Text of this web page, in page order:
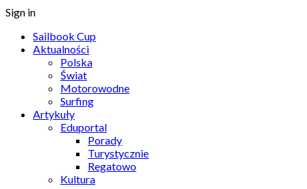
Sign in
Sailbook Cup
Aktualności
Polska
Świat
Motorowodne
Surfing
Artykuły
Eduportal
Porady
Turystycznie
Regatowo
Kultura